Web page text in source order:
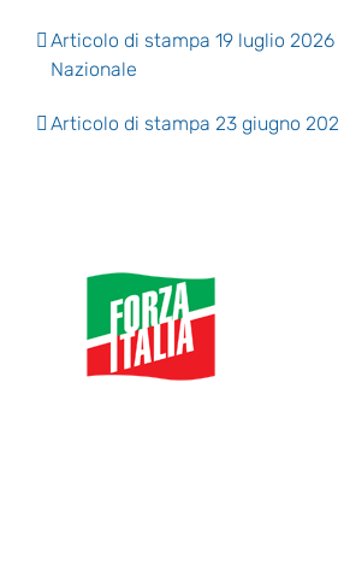
Articolo di stampa 19 luglio
Nazionale
Articolo di stampa 23 giugno